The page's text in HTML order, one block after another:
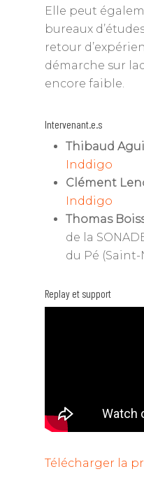
Elle peut
bureaux
retour
démarche sur
encore faible.
Intervenant.e.s
Thibaud
Inddigo
Clément
Inddigo
Thomas
de la
du Pé (Saint-
Replay et support
Télécharger la